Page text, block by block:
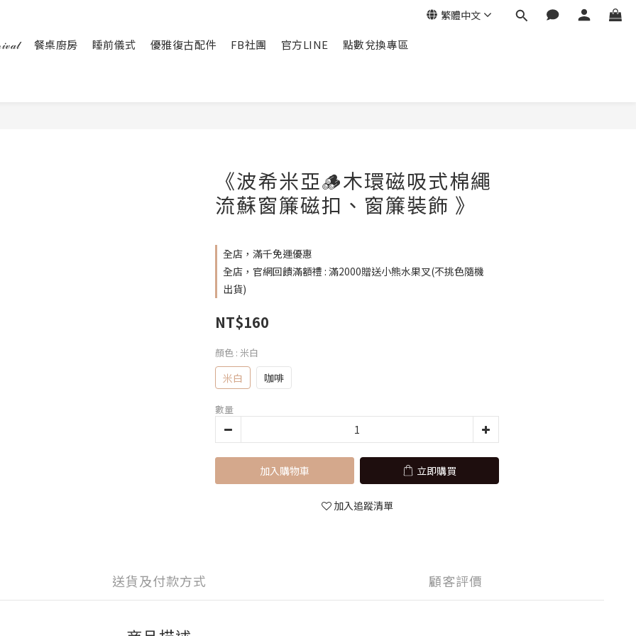
繁體中文
餐桌廚房 睡前儀式 優雅復古配件 FB社團 官方LINE 點數兌換專區
《波希米亞🪵木環磁吸式棉繩
流蘇窗簾磁扣、窗簾裝飾 》
全店，滿千免運優惠
全店，官網回饋滿額禮 : 滿2000贈送小熊水果叉(不挑色隨機
出貨)
NT$160
顏色 : 米白
米白 咖啡
數量
加入購物車 立即購買
加入追蹤清單
送貨及付款方式 顧客評價